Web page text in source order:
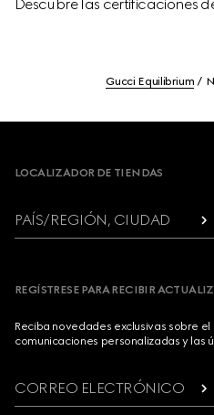
Descubre las certificaciones
Gucci Equilibrium
LOCALIZADOR DE TIENDAS
PAÍS/REGIÓN, CIUDAD
REGÍSTRESE PARA RECIBIR
Reciba novedades exclusivas sobre
comunicaciones personalizadas y las
CORREO ELECTRÓNICO